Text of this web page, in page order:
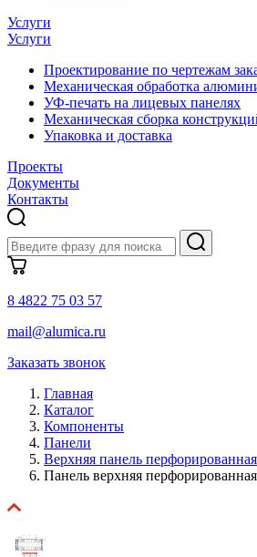
Услуги
Услуги
Проектирование по чертежам
Механическая обработка
УФ-печать на лицевых панелях
Механическая сборка
Упаковка и доставка
Проекты
Документы
Контакты
8 4822 75 03 57
mail@alumica.ru
Заказать звонок
Главная
Каталог
Компоненты
Панели
Верхняя панель перфорированная
Панель верхняя